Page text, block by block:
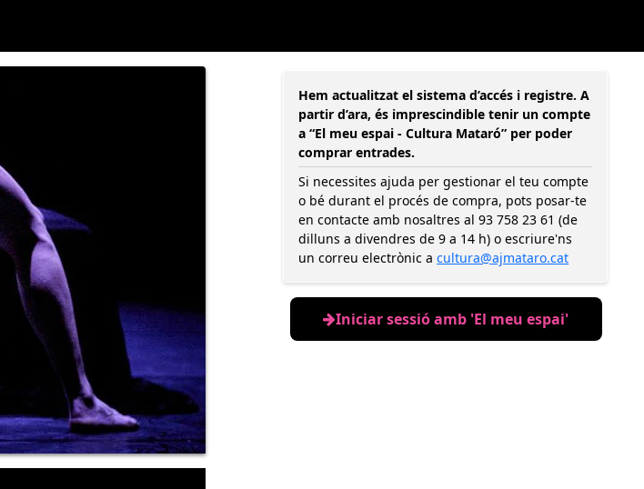
Hem actualitzat el sistema d’accés i registre. A
partir d’ara, és imprescindible tenir un compte
a “El meu espai - Cultura Mataró” per poder
comprar entrades.
Si necessites ajuda per gestionar el teu compte
o bé durant el procés de compra, pots posar-te
en contacte amb nosaltres al 93 758 23 61 (de
dilluns a divendres de 9 a 14 h) o escriure'ns
un correu electrònic acultura@ajmataro.cat
Iniciar sessió amb 'El meu espai'